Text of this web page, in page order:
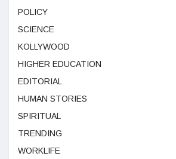
POLICY
SCIENCE
KOLLYWOOD
HIGHER EDUCATION
EDITORIAL
HUMAN STORIES
SPIRITUAL
TRENDING
WORKLIFE